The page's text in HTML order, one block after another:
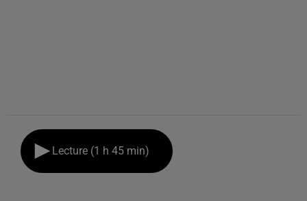
Lecture (1 h 45 min)